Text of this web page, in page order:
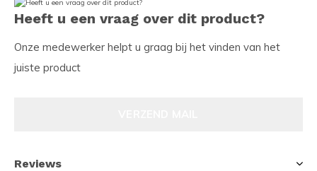
Heeft u een vraag over dit product?
Onze medewerker helpt u graag bij het vinden van het
juiste product
Reviews